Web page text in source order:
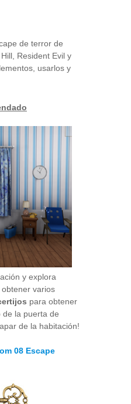
de terror de
Resident Evil y
usarlos y
y explora
varios
para obtener
de la puerta de
de la habitación!
08 Escape